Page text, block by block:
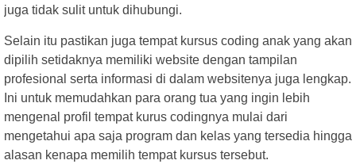
juga tidak sulit untuk dihubungi.
Selain itu pastikan juga tempat kursus coding anak yang akan
dipilih setidaknya memiliki website dengan tampilan
profesional serta informasi di dalam websitenya juga lengkap.
Ini untuk memudahkan para orang tua yang ingin lebih
mengenal profil tempat kurus codingnya mulai dari
mengetahui apa saja program dan kelas yang tersedia hingga
alasan kenapa memilih tempat kursus tersebut.